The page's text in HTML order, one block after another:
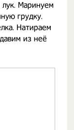
Маринуем
грудку.
Натираем
из неё